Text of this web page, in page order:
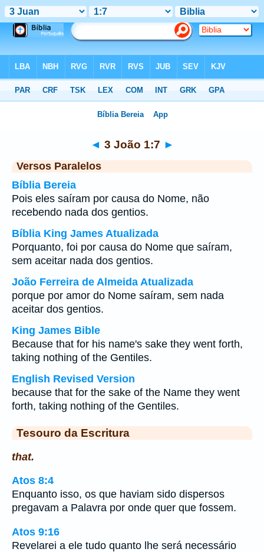
◄ 3 João 1:7 ►
Versos Paralelos
Bíblia Bereia
Pois eles saíram por causa do Nome, não
recebendo nada dos gentios.
Bíblia King James Atualizada
Porquanto, foi por causa do Nome que saíram,
sem aceitar nada dos gentios.
João Ferreira de Almeida Atualizada
porque por amor do Nome saíram, sem nada
aceitar dos gentios.
King James Bible
Because that for his name's sake they went forth,
taking nothing of the Gentiles.
English Revised Version
because that for the sake of the Name they went
forth, taking nothing of the Gentiles.
Tesouro da Escritura
that.
Atos 8:4
Enquanto isso, os que haviam sido dispersos
pregavam a Palavra por onde quer que fossem.
Atos 9:16
Revelarei a ele tudo quanto lhe será necessário